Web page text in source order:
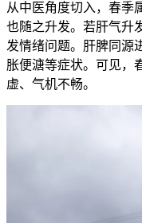
从中医角度切入，春季
也随之升发。若肝气升
发情绪问题。肝脾同源
胀便溏等症状。可见，
虚、气机不畅。